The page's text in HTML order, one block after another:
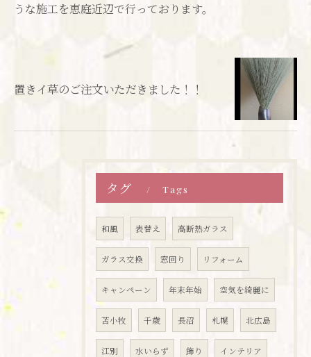
うな施工を恵庭近辺で行っております。
置きイ草のご注文いただきました！！
タグ Tags
和風 表替え 高断熱ガラス
ガラス交換 窓回り リフォーム
キャンペーン 年末年始 空気を綺麗に
苫小牧 千歳 長沼 札幌 北広島
江別 水いらず 飾り インテリア